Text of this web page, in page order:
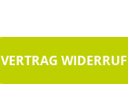
VERTRAG